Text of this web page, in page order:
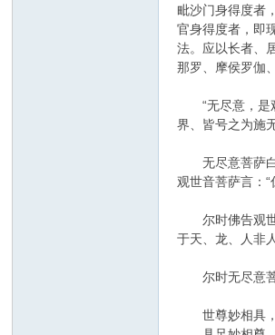
毗沙门身得度者
官身得度者，即
法。应以长者、
那罗、摩侯罗伽
“无尽意，是观
界、皆号之为施
无尽意菩萨白
观世音菩萨言：
尔时佛告观世
于天、龙、人非
尔时无尽意菩
世尊妙相具，